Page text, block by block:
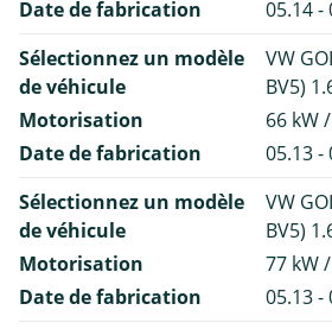
Date de fabrication
05.14 -
Sélectionnez un modèle
de véhicule
VW
BV5)
Motorisation
66 kW
Date de fabrication
05.13 -
Sélectionnez un modèle
de véhicule
VW
BV5)
Motorisation
77 kW
Date de fabrication
05.13 -